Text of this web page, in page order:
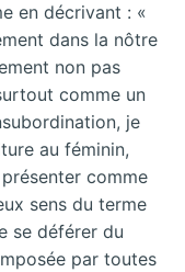
en décrivant : «
dans la nôtre
non pas
comme un
je
au féminin,
comme
sens du terme
se déférer du
par toutes